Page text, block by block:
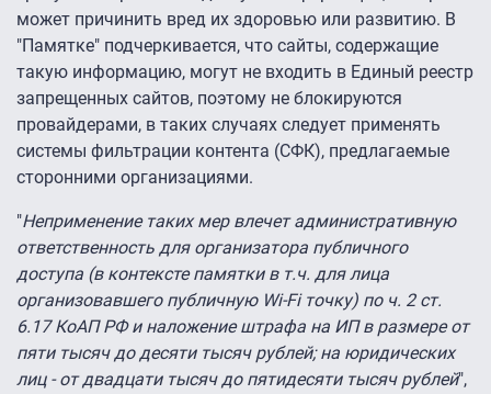
может причинить вред их здоровью или развитию. В
"Памятке" подчеркивается, что сайты, содержащие
такую информацию, могут не входить в Единый реестр
запрещенных сайтов, поэтому не блокируются
провайдерами, в таких случаях следует применять
системы фильтрации контента (СФК), предлагаемые
сторонними организациями.
"Неприменение таких мер влечет административную
ответственность для организатора публичного
доступа (в контексте памятки в т.ч. для лица
организовавшего публичную Wi-Fi точку) по ч. 2 ст.
6.17 КоАП РФ и наложение штрафа на ИП в размере от
пяти тысяч до десяти тысяч рублей; на юридических
лиц - от двадцати тысяч до пятидесяти тысяч рублей",